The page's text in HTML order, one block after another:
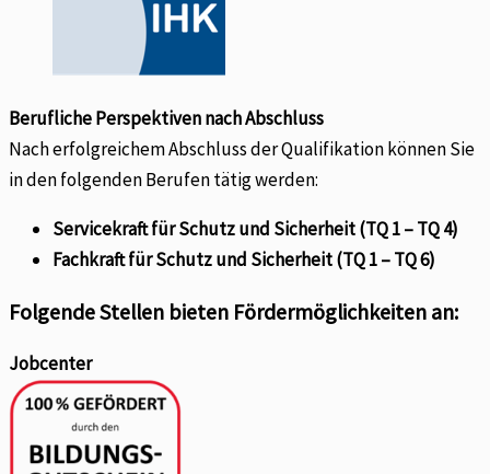
Berufliche Perspektiven nach Abschluss
Nach erfolgreichem Abschluss der Qualifikation können Sie
in den folgenden Berufen tätig werden:
Servicekraft für Schutz und Sicherheit (TQ 1 – TQ 4)
Fachkraft für Schutz und Sicherheit (TQ 1 – TQ 6)
Folgende Stellen bieten Fördermöglichkeiten an:
Jobcenter